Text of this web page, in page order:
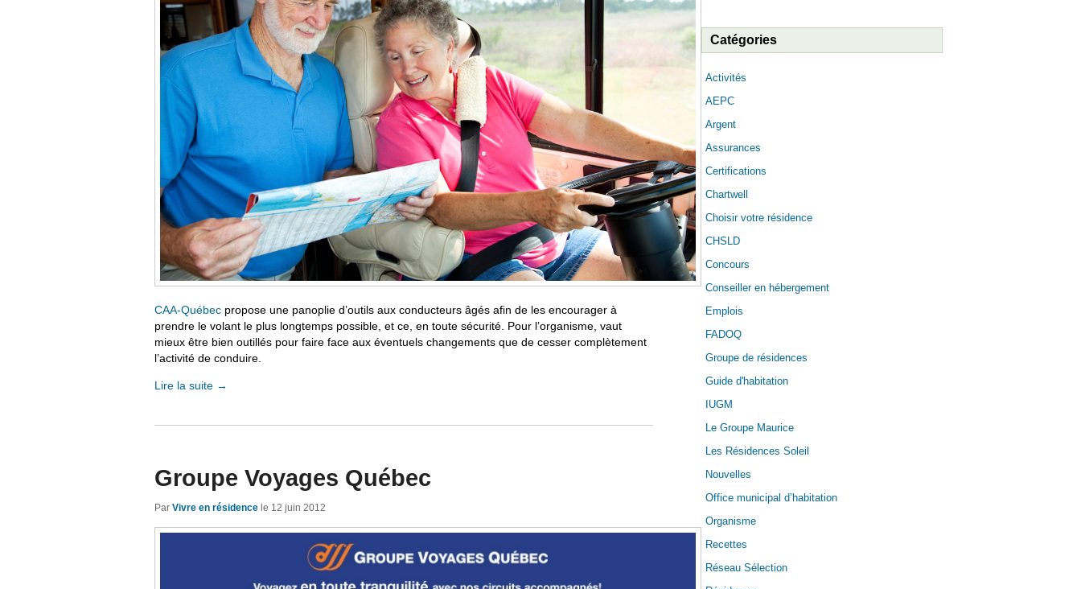
CAA-Québec propose une panoplie d’outils aux conducteurs âgés afin de les encourager à
prendre le volant le plus longtemps possible, et ce, en toute sécurité. Pour l’organisme, vaut
mieux être bien outillés pour faire face aux éventuels changements que de cesser complètement
l’activité de conduire.
Lire la suite →
Groupe Voyages Québec
Par Vivre en résidence le 12 juin 2012
Catégories
Activités
AEPC
Argent
Assurances
Certifications
Chartwell
Choisir votre résidence
CHSLD
Concours
Conseiller en hébergement
Emplois
FADOQ
Groupe de résidences
Guide d'habitation
IUGM
Le Groupe Maurice
Les Résidences Soleil
Nouvelles
Office municipal d’habitation
Organisme
Recettes
Réseau Sélection